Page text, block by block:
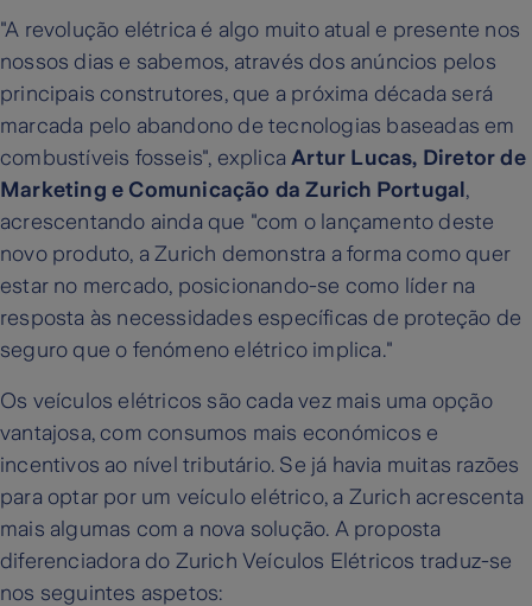
"A revolução elétrica é algo muito atual e presente nos
nossos dias e sabemos, através dos anúncios pelos
principais construtores, que a próxima década será
marcada pelo abandono de tecnologias baseadas em
combustíveis fosseis", explicaArtur Lucas, Diretor de
Marketing e Comunicação da Zurich Portugal ,
acrescentando ainda que "com o lançamento deste
novo produto, a Zurich demonstra a forma como quer
estar no mercado, posicionando-se como líder na
resposta às necessidades específicas de proteção de
seguro que o fenómeno elétrico implica."
Os veículos elétricos são cada vez mais uma opção
vantajosa, com consumos mais económicos e
incentivos ao nível tributário. Se já havia muitas razões
para optar por um veículo elétrico, a Zurich acrescenta
mais algumas com a nova solução. A proposta
diferenciadora do Zurich Veículos Elétricos traduz-se
nos seguintes aspetos: